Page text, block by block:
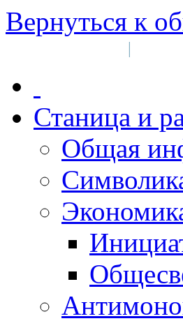
Вернуться к
|
Станица и
Общая